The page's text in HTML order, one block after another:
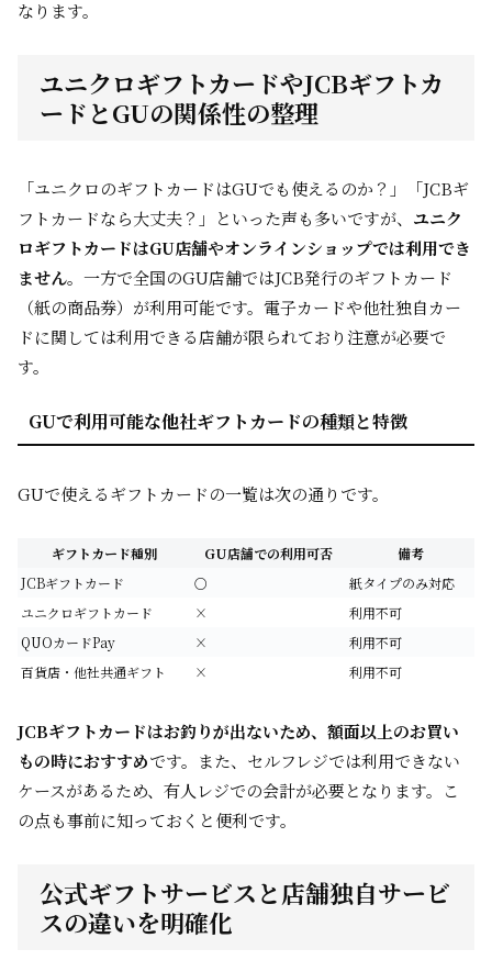
なります。
ユニクロギフトカードやJCBギフトカ
ードとGUの関係性の整理
「ユニクロのギフトカードはGUでも使えるのか？」「JCBギ
フトカードなら大丈夫？」といった声も多いですが、 ユニク
ロギフトカードはGU店舗やオンラインショップでは利用でき
ません。一方で全国のGU店舗ではJCB発行のギフトカード
（紙の商品券）が利用可能です。電子カードや他社独自カー
ドに関しては利用できる店舗が限られており注意が必要で
す。
GUで利用可能な他社ギフトカードの種類と特徴
GUで使えるギフトカードの一覧は次の通りです。
ギフトカード種別 GU店舗での利用可否
備考
JCBギフトカード
○
紙タイプのみ対応
ユニクロギフトカード
×
利用不可
QUOカードPay
×
利用不可
百貨店・他社共通ギフト
× 利用不可
JCBギフトカードはお釣りが出ないため、額面以上のお買い
もの時におすすめです。また、セルフレジでは利用できない
ケースがあるため、有人レジでの会計が必要となります。こ
の点も事前に知っておくと便利です。
公式ギフトサービスと店舗独自サービ
スの違いを明確化